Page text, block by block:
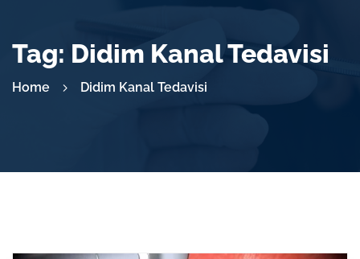
Tag: Didim Kanal Tedavisi
Home Didim Kanal Tedavisi